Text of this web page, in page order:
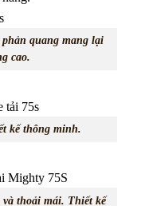
quang mang lại
cao.
kế thông minh.
thoải mái. Thiết kế